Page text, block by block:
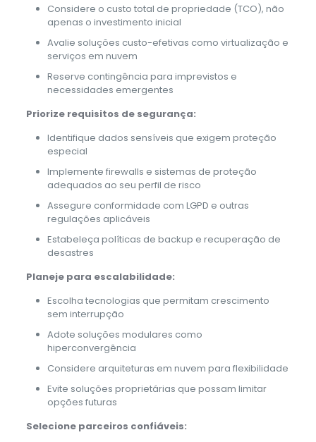
Considere o custo total de propriedade (TCO), não
apenas o investimento inicial
Avalie soluções custo-efetivas como virtualização e
serviços em nuvem
Reserve contingência para imprevistos e
necessidades emergentes
Priorize requisitos de segurança:
Identifique dados sensíveis que exigem proteção
especial
Implemente firewalls e sistemas de proteção
adequados ao seu perfil de risco
Assegure conformidade com LGPD e outras
regulações aplicáveis
Estabeleça políticas de backup e recuperação de
desastres
Planeje para escalabilidade:
Escolha tecnologias que permitam crescimento
sem interrupção
Adote soluções modulares como
hiperconvergência
Considere arquiteturas em nuvem para flexibilidade
Evite soluções proprietárias que possam limitar
opções futuras
Selecione parceiros confiáveis: